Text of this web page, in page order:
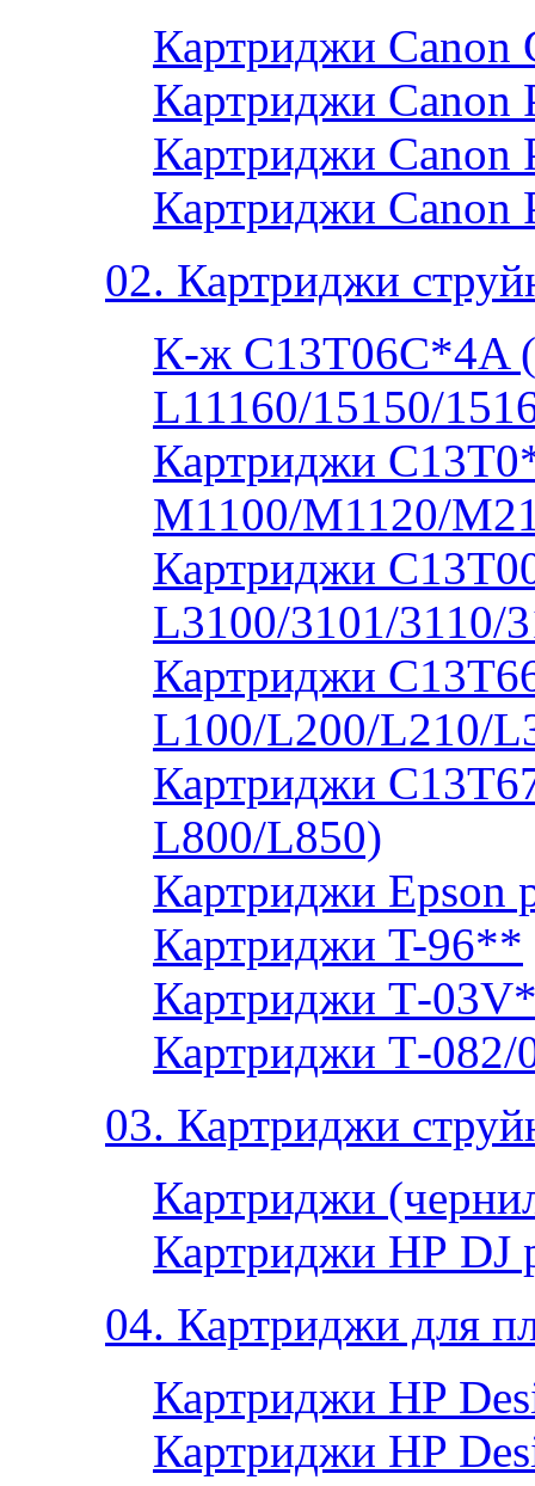
Картриджи Canon
Картриджи Canon
Картриджи Canon
Картриджи Canon
02. Картриджи
К-ж
L11160/15150/
Картриджи
M1100/M1120/
Картриджи
L3100/3101/3110/
Картриджи
L100/L200/L210/
Картриджи
L800/L850)
Картриджи Epson
Картриджи T-96**
Картриджи Т-
Картриджи Т-
03. Картриджи
Картриджи
Картриджи НР DJ
04. Картриджи для
Картриджи HP
Картриджи HP